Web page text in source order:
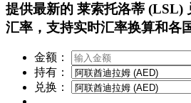
提供最新的 莱索托洛蒂 (LSL)
汇率，支持实时汇率换算和各
金额：
持有：
兑换：